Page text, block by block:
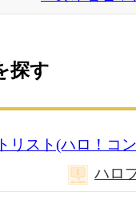
探す
リスト(ハロ！コン
ハロ